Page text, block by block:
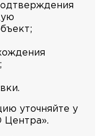
уточняйте у
Центра».